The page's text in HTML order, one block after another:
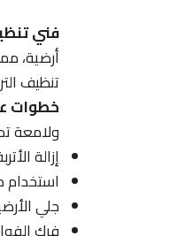
فني
أرضية،
تنظيف
خطوات
ولامعة
إزالة
استخدام
جلي